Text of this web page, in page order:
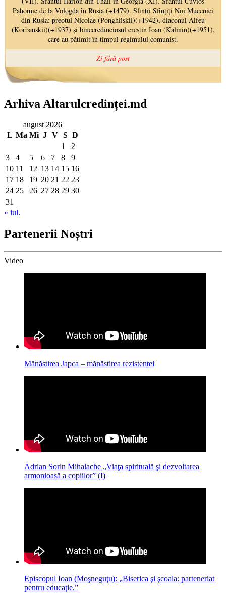
Arhiva Altarulcredinței.md
august 2026
L Ma Mi J V S D
1
2
3
4 5 6 7 8
9
10 11 12 13 14 15 16
17 18 19 20 21 22 23
24 25 26 27 28 29 30
31
« iul.
Partenerii Noștri
Video
Mănăstirea Japca – mănăstirea rezistenței
Adrian Sorin Mihalache „Viaţa spirituală şi dezvoltarea
armonioasă a copiilor” (I)
Episcopul Ioan (Moşneguţu): „Biserica şi şcoala: parteneriat
pentru educaţie.”